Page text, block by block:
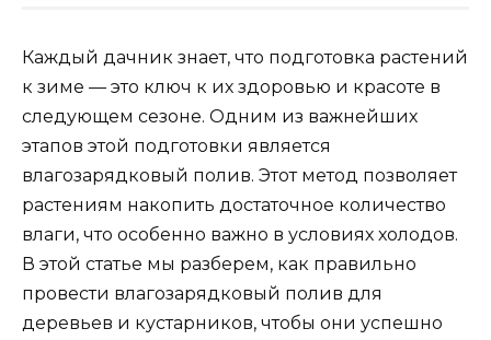
Каждый дачник знает, что подготовка растений
к зиме — это ключ к их здоровью и красоте в
следующем сезоне. Одним из важнейших
этапов этой подготовки является
влагозарядковый полив. Этот метод позволяет
растениям накопить достаточное количество
влаги, что особенно важно в условиях холодов.
В этой статье мы разберем, как правильно
провести влагозарядковый полив для
деревьев и кустарников, чтобы они успешно